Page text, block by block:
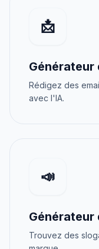
📩
Générateur
Rédigez des
avec l'IA.
📣
Générateur
Trouvez des